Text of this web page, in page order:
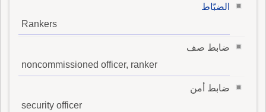
الضبّاط
Rankers
ضابط صف
noncommissioned officer, ranker
ضابط أمن
security officer